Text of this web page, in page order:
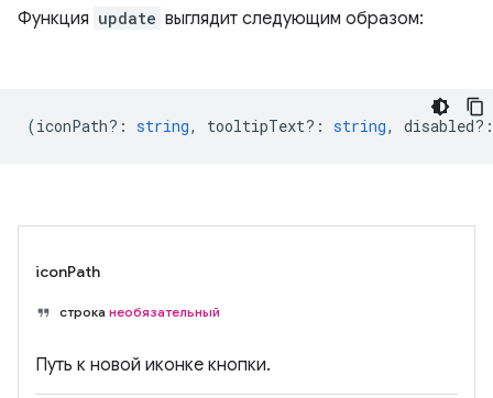
Функция update выглядит следующим образом:
(iconPath? : string, tooltipText? : string, disabled? :
iconPath
строка необязательный
Путь к новой иконке кнопки.